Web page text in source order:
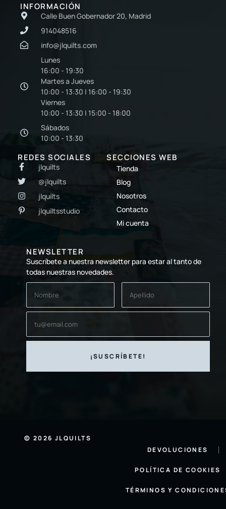
INFORMACIÓN
Calle Buen Gobernador 20, Madrid
914048516
info@jlquilts.com
Lunes
16:00 - 19:30
Martes a Jueves
10:00 - 13:30 | 16:00 - 19:30
Viernes
10:00 - 13:30 | 15:00 - 18:00
Sábados
10:00 - 13:30
REDES SOCIALES
jlquilts
@jlquilts
jlquilts
jlquiltsstudio
SECCIONES WEB
Tienda
Blog
Nosotros
Contacto
Mi cuenta
NEWSLETTER
Suscríbete a nuestra newsletter para estar al tanto de
todas nuestras novedades.
© 2026 JLQUILTS
DEVOLUCIONES
POLÍTICA DE COOKIES
TÉRMINOS Y